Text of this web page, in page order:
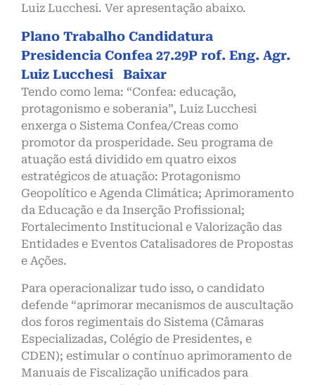
Luiz Lucchesi. Ver apresentação abaixo.
Plano Trabalho Candidatura
Presidencia Confea 27.29P rof. Eng. Agr.
Luiz Lucchesi
Baixar
Tendo como lema: “Confea: educação,
protagonismo e soberania”, Luiz Lucchesi
enxerga o Sistema Confea/Creas como
promotor da prosperidade. Seu programa de
atuação está dividido em quatro eixos
estratégicos de atuação: Protagonismo
Geopolítico e Agenda Climática; Aprimoramento
da Educação e da Inserção Profissional;
Fortalecimento Institucional e Valorização das
Entidades e Eventos Catalisadores de Propostas
e Ações.
Para operacionalizar tudo isso, o candidato
defende “aprimorar mecanismos de auscultação
dos foros regimentais do Sistema (Câmaras
Especializadas, Colégio de Presidentes, e
CDEN); estimular o contínuo aprimoramento de
Manuais de Fiscalização unificados para